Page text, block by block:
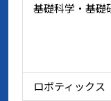
基礎科学・基礎
ロボティックス